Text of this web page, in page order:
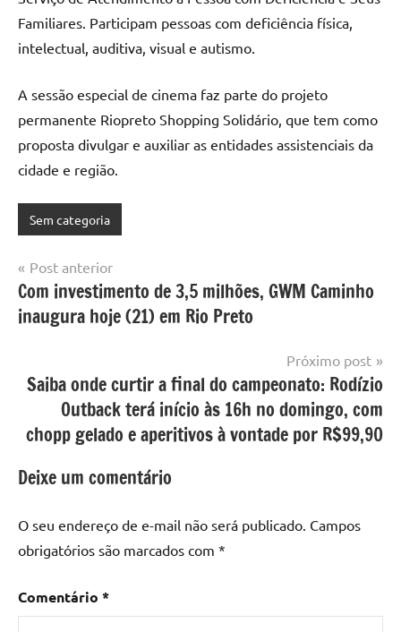
Familiares. Participam pessoas com deficiência física,
intelectual, auditiva, visual e autismo.
A sessão especial de cinema faz parte do projeto
permanente Riopreto Shopping Solidário, que tem como
proposta divulgar e auxiliar as entidades assistenciais da
cidade e região.
Sem categoria
Navegação
de
Post
Post anterior
Com investimento de 3,5 milhões, GWM Caminho
inaugura hoje (21) em Rio Preto
Próximo post
Saiba onde curtir a final do campeonato: Rodízio
Outback terá início às 16h no domingo, com
chopp gelado e aperitivos à vontade por R$99,90
Deixe um comentário
O seu endereço de e-mail não será publicado. Campos
obrigatórios são marcados com *
Comentário *